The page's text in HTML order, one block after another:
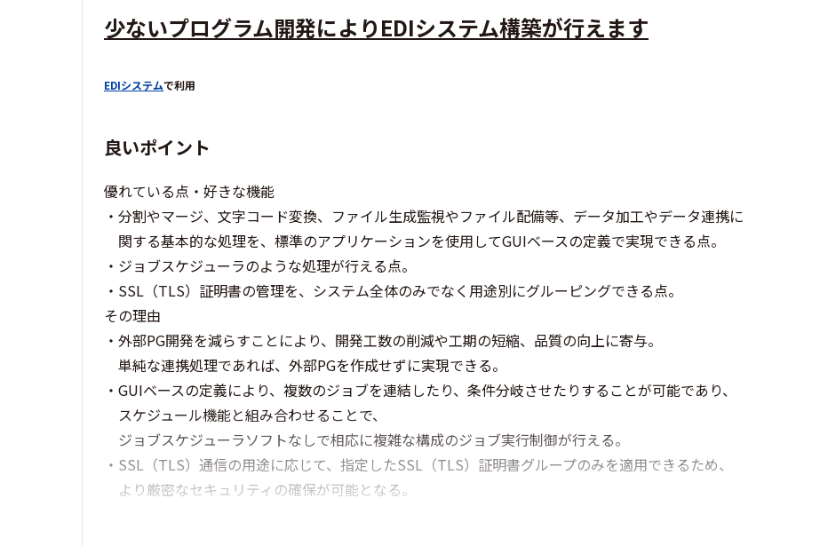
少ないプログラム開発によりEDIシステム構築が行えます
EDIシステムで利用
良いポイント
優れている点・好きな機能
・分割やマージ、文字コード変換、ファイル生成監視やファイル配備等、データ加工やデータ連携に
関する基本的な処理を、標準のアプリケーションを使用してGUIベースの定義で実現できる点。
・ジョブスケジューラのような処理が行える点。
・SSL（TLS）証明書の管理を、システム全体のみでなく用途別にグルーピングできる点。
その理由
・外部PG開発を減らすことにより、開発工数の削減や工期の短縮、品質の向上に寄与。
単純な連携処理であれば、外部PGを作成せずに実現できる。
・GUIベースの定義により、複数のジョブを連結したり、条件分岐させたりすることが可能であり、
スケジュール機能と組み合わせることで、
ジョブスケジューラソフトなしで相応に複雑な構成のジョブ実行制御が行える。
・SSL（TLS）通信の用途に応じて、指定したSSL（TLS）証明書グループのみを適用できるため、
より厳密なセキュリティの確保が可能となる。